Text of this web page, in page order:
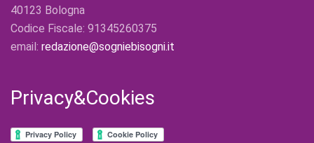
40123 Bologna
Codice Fiscale: 91345260375
email: redazione@sogniebisogni.it
Privacy&Cookies